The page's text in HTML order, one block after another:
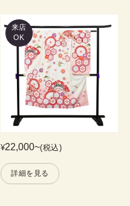
来店
OK
¥22,000~(税込)
詳細を見る